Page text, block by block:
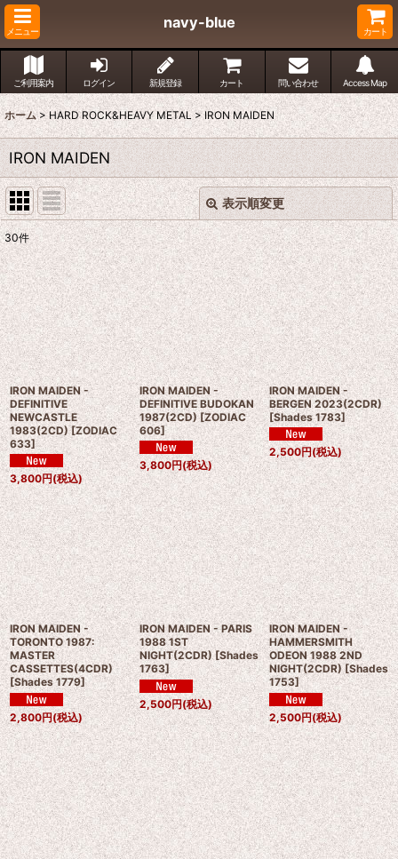
メニュー
navy-blue
カート
ご利用案内 ログイン 新規登録 カート 問い合わせ Access Map
ホーム > HARD ROCK&HEAVY METAL > IRON MAIDEN
IRON MAIDEN
表示順変更
表示数:
並び順:
絞り込む
閉じる
30件
IRON MAIDEN -
DEFINITIVE
NEWCASTLE
1983(2CD) [ZODIAC
633]
3,800円(税込)
IRON MAIDEN -
DEFINITIVE BUDOKAN
1987(2CD) [ZODIAC
606]
3,800円(税込)
IRON MAIDEN -
BERGEN 2023(2CDR)
[Shades 1783]
2,500円(税込)
IRON MAIDEN -
TORONTO 1987:
MASTER
CASSETTES(4CDR)
[Shades 1779]
2,800円(税込)
IRON MAIDEN - PARIS
1988 1ST
NIGHT(2CDR) [Shades
1763]
2,500円(税込)
IRON MAIDEN -
HAMMERSMITH
ODEON 1988 2ND
NIGHT(2CDR) [Shades
1753]
2,500円(税込)